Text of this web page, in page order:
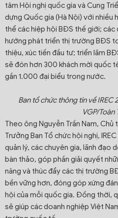
tâm Hội nghị quốc gia và Cung
dựng Quốc gia (Hà Nội) với nhiều
thể các hiệp hội BĐS thế giới; các
hướng phát triển thị trường BĐS
thiệu, xúc tiến đầu tư; triển lãm
sẽ đón hơn 300 khách mời quốc
gần 1.000 đại biểu trong nước.
Ban tổ chức thông tin về IREC
VGP/Toàn
Theo ông Nguyễn Trần Nam, Chủ
Trưởng Ban Tổ chức hội nghị,
quản lý, các chuyên gia, lãnh đạo
bàn thảo, góp phần giải quyết
năng và thúc đẩy các thị trường
bền vững hơn, đóng góp xứng
hội của mỗi quốc gia. Đồng thời,
sẽ giúp các doanh nghiệp Việt